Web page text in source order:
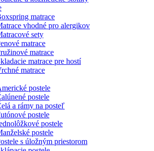
matrace
vhodné pro alergikov
sety
matrace
matrace
matrace pre hostí
matrace
postele
postele
a rámy na posteľ
postele
postele
postele
s úložným priestorom